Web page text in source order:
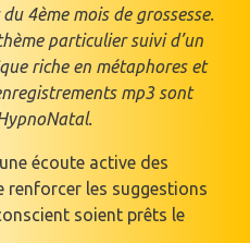
4ème mois de grossesse.
particulier suivi d’un
riche en métaphores et
mp3 sont
écoute active des
renforcer les suggestions
soient prêts le